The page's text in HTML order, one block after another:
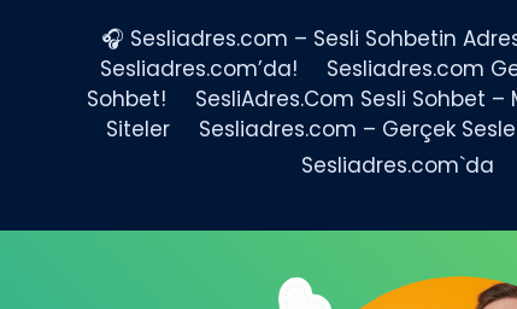
🎧 Sesliadres.com – Sesli Sohbetin
Sesliadres.com’da!
Sesliadres.com
Sohbet!
SesliAdres.Com Sesli Sohbet
Siteler
Sesliadres.com – Gerçek
Sesliadres.com`da